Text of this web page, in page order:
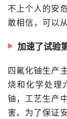
不上个人的安
敢相信，可以
加速了试验
四氟化铀生产
烧和化学处理
铀，工艺生产
害。为了保证